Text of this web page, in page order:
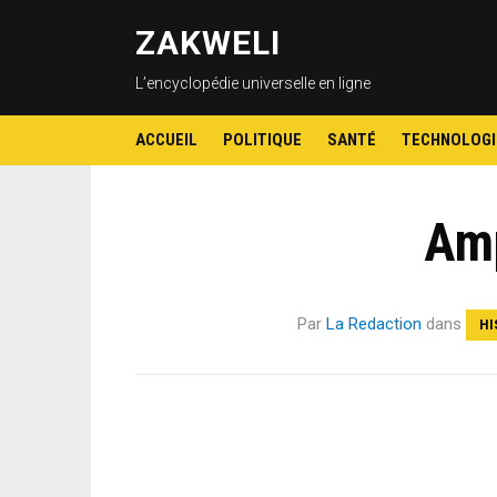
ZAKWELI
L’encyclopédie universelle en ligne
ACCUEIL POLITIQUE SANTÉ
Par La Redaction dans